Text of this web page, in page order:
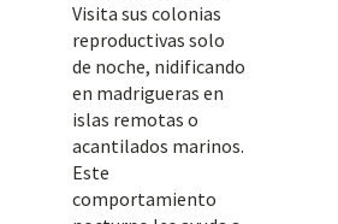
Visita sus colonias
reproductivas solo
de noche, nidificando
en madrigueras en
islas remotas o
acantilados marinos.
Este
comportamiento